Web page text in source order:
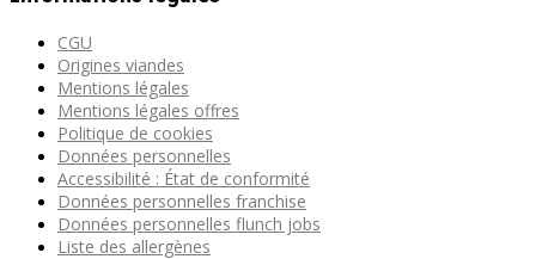
CGU
Origines viandes
Mentions légales
Mentions légales offres
Politique de cookies
Données personnelles
Accessibilité : État de conformité
Données personnelles franchise
Données personnelles flunch jobs
Liste des allergènes